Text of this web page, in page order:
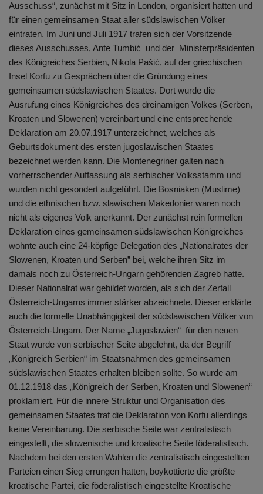
Ausschuss“, zunächst mit Sitz in London, organisiert hatten und
für einen gemeinsamen Staat aller südslawischen Völker
eintraten. Im Juni und Juli 1917 trafen sich der Vorsitzende
dieses Ausschusses, Ante Tumbić und der Ministerpräsidenten
des Königreiches Serbien, Nikola Pašić, auf der griechischen
Insel Korfu zu Gesprächen über die Gründung eines
gemeinsamen südslawischen Staates. Dort wurde die
Ausrufung eines Königreiches des dreinamigen Volkes (Serben,
Kroaten und Slowenen) vereinbart und eine entsprechende
Deklaration am 20.07.1917 unterzeichnet, welches als
Geburtsdokument des ersten jugoslawischen Staates
bezeichnet werden kann. Die Montenegriner galten nach
vorherrschender Auffassung als serbischer Volksstamm und
wurden nicht gesondert aufgeführt. Die Bosniaken (Muslime)
und die ethnischen bzw. slawischen Makedonier waren noch
nicht als eigenes Volk anerkannt. Der zunächst rein formellen
Deklaration eines gemeinsamen südslawischen Königreiches
wohnte auch eine 24-köpfige Delegation des „Nationalrates der
Slowenen, Kroaten und Serben” bei, welche ihren Sitz im
damals noch zu Österreich-Ungarn gehörenden Zagreb hatte.
Dieser Nationalrat war gebildet worden, als sich der Zerfall
Österreich-Ungarns immer stärker abzeichnete. Dieser erklärte
auch die formelle Unabhängigkeit der südslawischen Völker von
Österreich-Ungarn. Der Name „Jugoslawien“ für den neuen
Staat wurde von serbischer Seite abgelehnt, da der Begriff
„Königreich Serbien“ im Staatsnahmen des gemeinsamen
südslawischen Staates erhalten bleiben sollte. So wurde am
01.12.1918 das „Königreich der Serben, Kroaten und Slowenen“
proklamiert. Für die innere Struktur und Organisation des
gemeinsamen Staates traf die Deklaration von Korfu allerdings
keine Vereinbarung. Die serbische Seite war zentralistisch
eingestellt, die slowenische und kroatische Seite föderalistisch.
Nachdem bei den ersten Wahlen die zentralistisch eingestellten
Parteien einen Sieg errungen hatten, boykottierte die größte
kroatische Partei, die föderalistisch eingestellte Kroatische